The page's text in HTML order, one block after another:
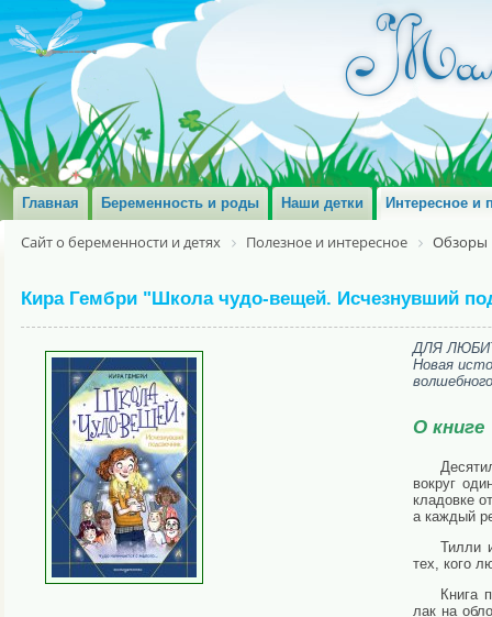
Главная Беременность и роды Наши детки Интересное и
Сайт о беременности и детях Полезное и интересное Обзоры
Кира Гембри "Школа чудо-вещей. Исчезнувший
ДЛЯ
Новая
О книге
вокруг
кладовке
а каждый
Тилли
тех, кого
Книга
лак на